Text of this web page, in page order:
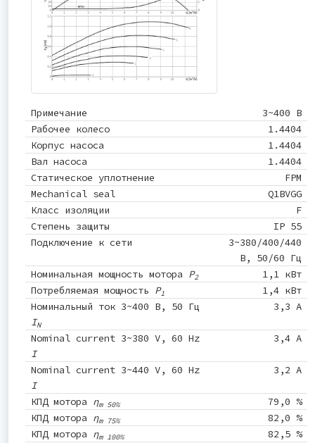
Примечание
3~400 В
Рабочее колесо
1.4404
Корпус насоса
1.4404
Вал насоса
1.4404
Статическое уплотнение
FPM
Mechanical seal
Q1BVGG
Класс изоляции
F
Степень защиты
IP 55
Подключение к сети
3~380/400/440
В, 50/60 Гц
Номинальная мощность мотора P2
1,1 кВт
Потребляемая мощность P1
1,4 кВт
Номинальный ток 3~400 В, 50 Гц
IN
3,3 A
Nominal current 3~380 V, 60 Hz
I
3,4 A
Nominal current 3~440 V, 60 Hz
I
3,2 A
КПД мотора ηm 50%
79,0 %
КПД мотора ηm 75%
82,0 %
КПД мотора ηm 100%
82,5 %